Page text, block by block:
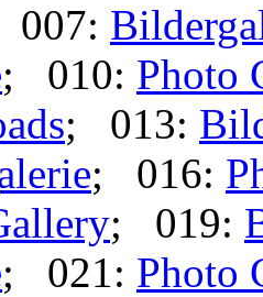
; 010: Photo
; 013:
; 016:
; 019:
; 021: Photo